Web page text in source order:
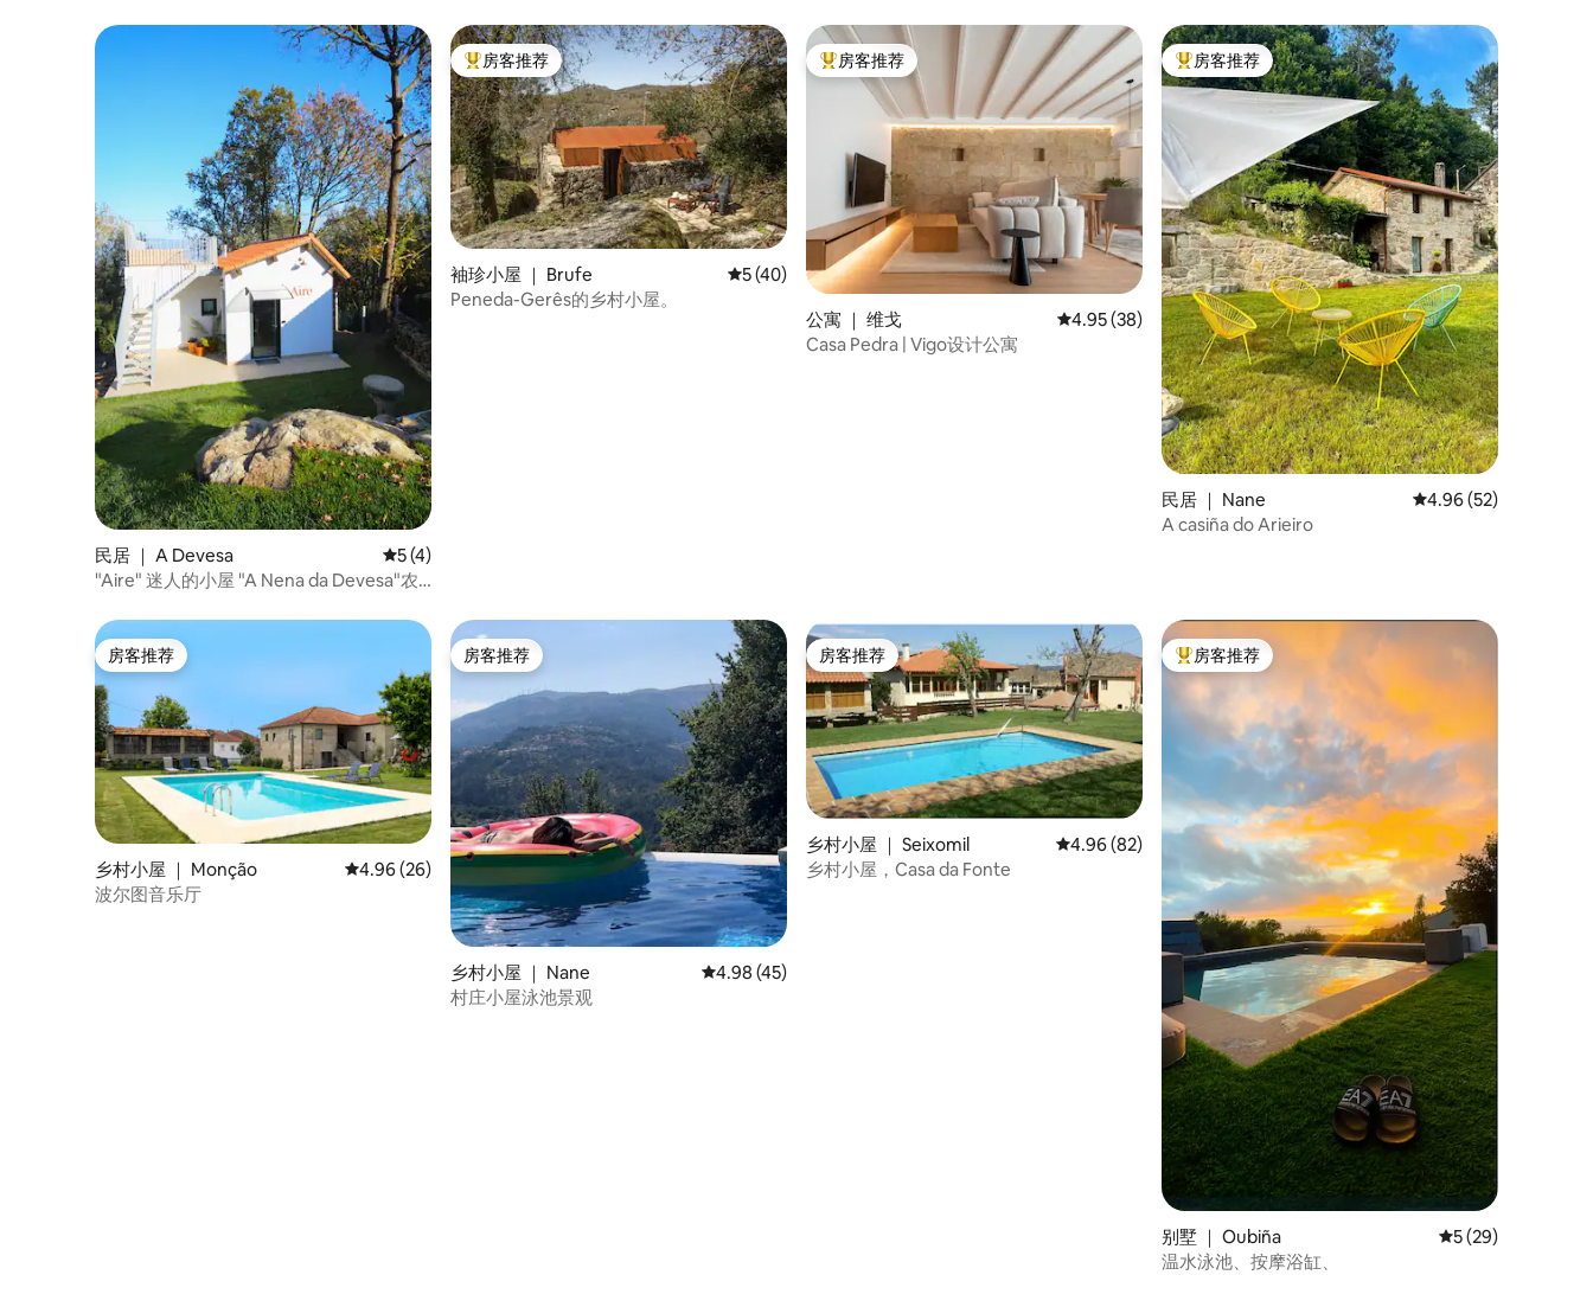
民居 ｜ A Devesa 平均评分 5 分（满分 5 分），共 4 条评价
5 (4)
"Aire" 迷人的小屋 "A Nena da Devesa"农
热门「房客推荐」
房客推荐
袖珍小屋 ｜ Brufe 平均评分 5 分（满分 5 分），共 40 条评价
5 (40)
Peneda-Gerês的乡村小屋。
热门「房客推荐」
房客推荐
公寓 ｜ 维戈 平均评分 4.95 分（满分 5 分），共 38 条评价
4.95 (38)
Casa Pedra | Vigo设计公寓
热门「房客推荐」
房客推荐
民居 ｜ Nane 平均评分 4.96 分（满
4.96 (52)
A casiña do Arieiro
房客推荐
房客推荐
乡村小屋 ｜ Monção 平均评分 4.96 分（满分 5 分），共 26 条评价
4.96 (26)
波尔图音乐厅
房客推荐
房客推荐
乡村小屋 ｜ Nane 平均评分 4.98 分（满分 5 分），共 45 条评价
4.98 (45)
村庄小屋泳池景观
房客推荐
房客推荐
乡村小屋 ｜ Seixomil 平均评分 4.96 分（满分 5 分），共 82 条评价
4.96 (82)
乡村小屋，Casa da Fonte
热门「房客推荐」
房客推荐
别墅 ｜ Oubiña 平均评分 5 分（满
5 (29)
温水泳池、按摩浴缸、